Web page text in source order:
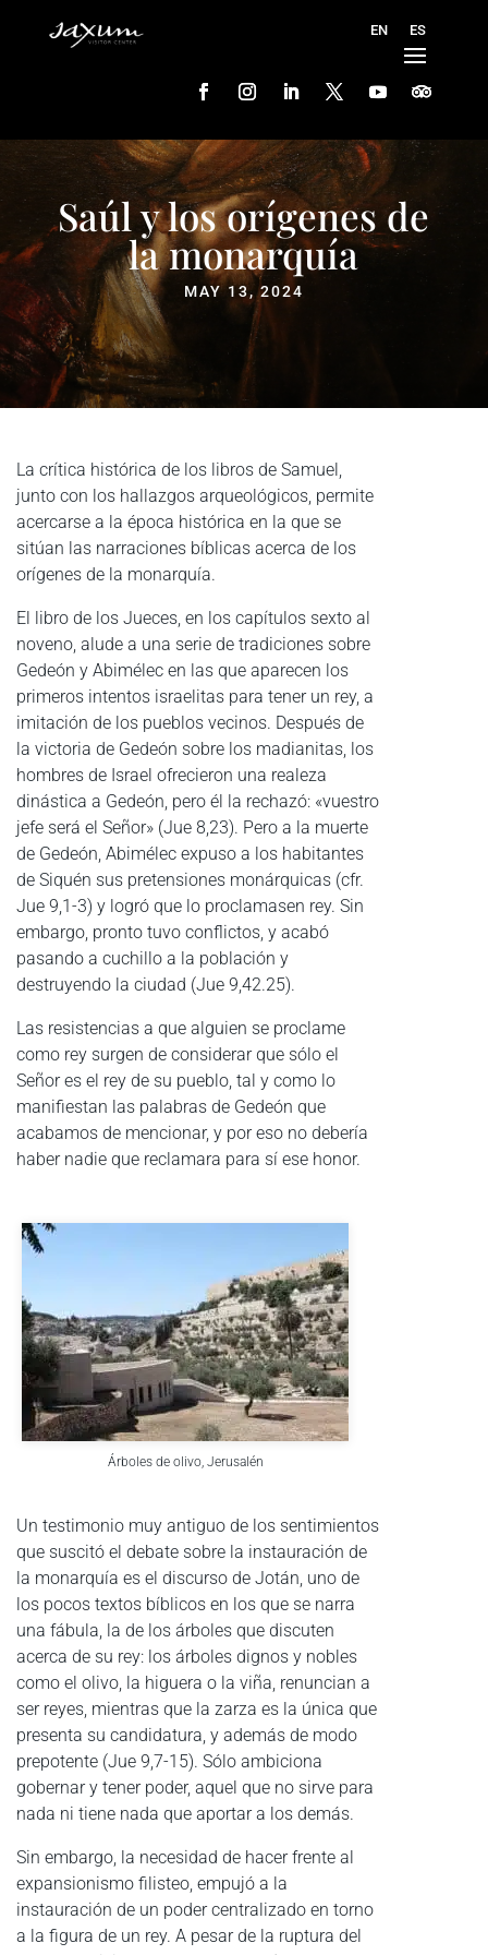
Saúl y los orígenes de
la monarquía
MAY 13, 2024
La crítica histórica de los libros de Samuel,
junto con los hallazgos arqueológicos, permite
acercarse a la época histórica en la que se
sitúan las narraciones bíblicas acerca de los
orígenes de la monarquía.
El libro de los Jueces, en los capítulos sexto al
noveno, alude a una serie de tradiciones sobre
Gedeón y Abimélec en las que aparecen los
primeros intentos israelitas para tener un rey, a
imitación de los pueblos vecinos. Después de
la victoria de Gedeón sobre los madianitas, los
hombres de Israel ofrecieron una realeza
dinástica a Gedeón, pero él la rechazó: «vuestro
jefe será el Señor» (Jue 8,23). Pero a la muerte
de Gedeón, Abimélec expuso a los habitantes
de Siquén sus pretensiones monárquicas (cfr.
Jue 9,1-3) y logró que lo proclamasen rey. Sin
embargo, pronto tuvo conflictos, y acabó
pasando a cuchillo a la población y
destruyendo la ciudad (Jue 9,42.25).
Las resistencias a que alguien se proclame
como rey surgen de considerar que sólo el
Señor es el rey de su pueblo, tal y como lo
manifiestan las palabras de Gedeón que
acabamos de mencionar, y por eso no debería
haber nadie que reclamara para sí ese honor.
Árboles de olivo, Jerusalén
Un testimonio muy antiguo de los sentimientos
que suscitó el debate sobre la instauración de
la monarquía es el discurso de Jotán, uno de
los pocos textos bíblicos en los que se narra
una fábula, la de los árboles que discuten
acerca de su rey: los árboles dignos y nobles
como el olivo, la higuera o la viña, renuncian a
ser reyes, mientras que la zarza es la única que
presenta su candidatura, y además de modo
prepotente (Jue 9,7-15). Sólo ambiciona
gobernar y tener poder, aquel que no sirve para
nada ni tiene nada que aportar a los demás.
Sin embargo, la necesidad de hacer frente al
expansionismo filisteo, empujó a la
instauración de un poder centralizado en torno
a la figura de un rey. A pesar de la ruptura del